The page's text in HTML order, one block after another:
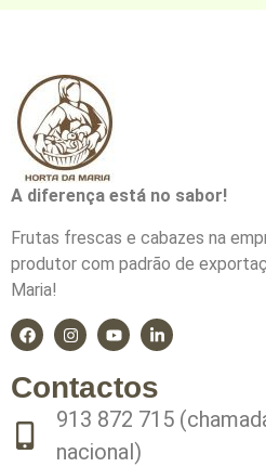
A diferença está no sabor!
Frutas frescas e cabazes na
produtor com padrão de
Maria!
Contactos
913 872 715
nacional)